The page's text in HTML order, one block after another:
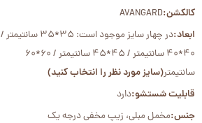
کالکشن:AVANGARD
ابعاد:
در چهار سایز موجود است: 35*35 سانتیمتر /
40*40 سانتیمتر / 45*45 سانتیمتر / 60*60
سانتیمتر(سایز مورد نظر را انتخاب کنید)
قابلیت شستشو:دارد
جنس:مخمل مبلی، زیپ مخفی درجه یک